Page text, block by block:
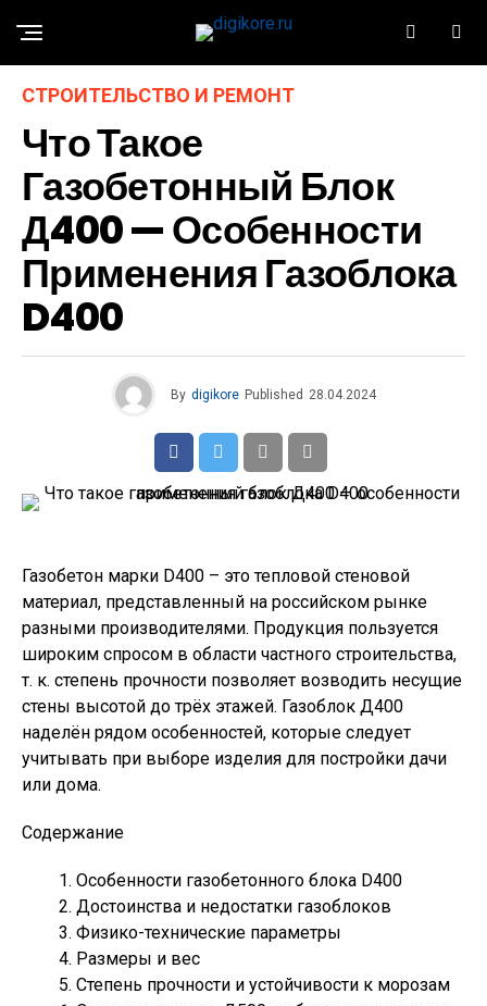
СТРОИТЕЛЬСТВО И РЕМОНТ
Что Такое
Газобетонный Блок
Д400 — Особенности
Применения Газоблока
D400
By digikore Published 28.04.2024
Газобетон марки D400 – это тепловой стеновой
материал, представленный на российском рынке
разными производителями. Продукция пользуется
широким спросом в области частного строительства,
т. к. степень прочности позволяет возводить несущие
стены высотой до трёх этажей. Газоблок Д400
наделён рядом особенностей, которые следует
учитывать при выборе изделия для постройки дачи
или дома.
Содержание
Особенности газобетонного блока D400
Достоинства и недостатки газоблоков
Физико-технические параметры
Размеры и вес
Степень прочности и устойчивости к морозам